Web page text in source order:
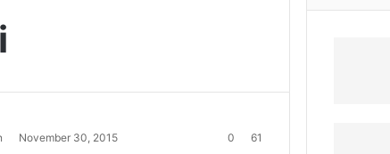
November 30, 2015 0 61